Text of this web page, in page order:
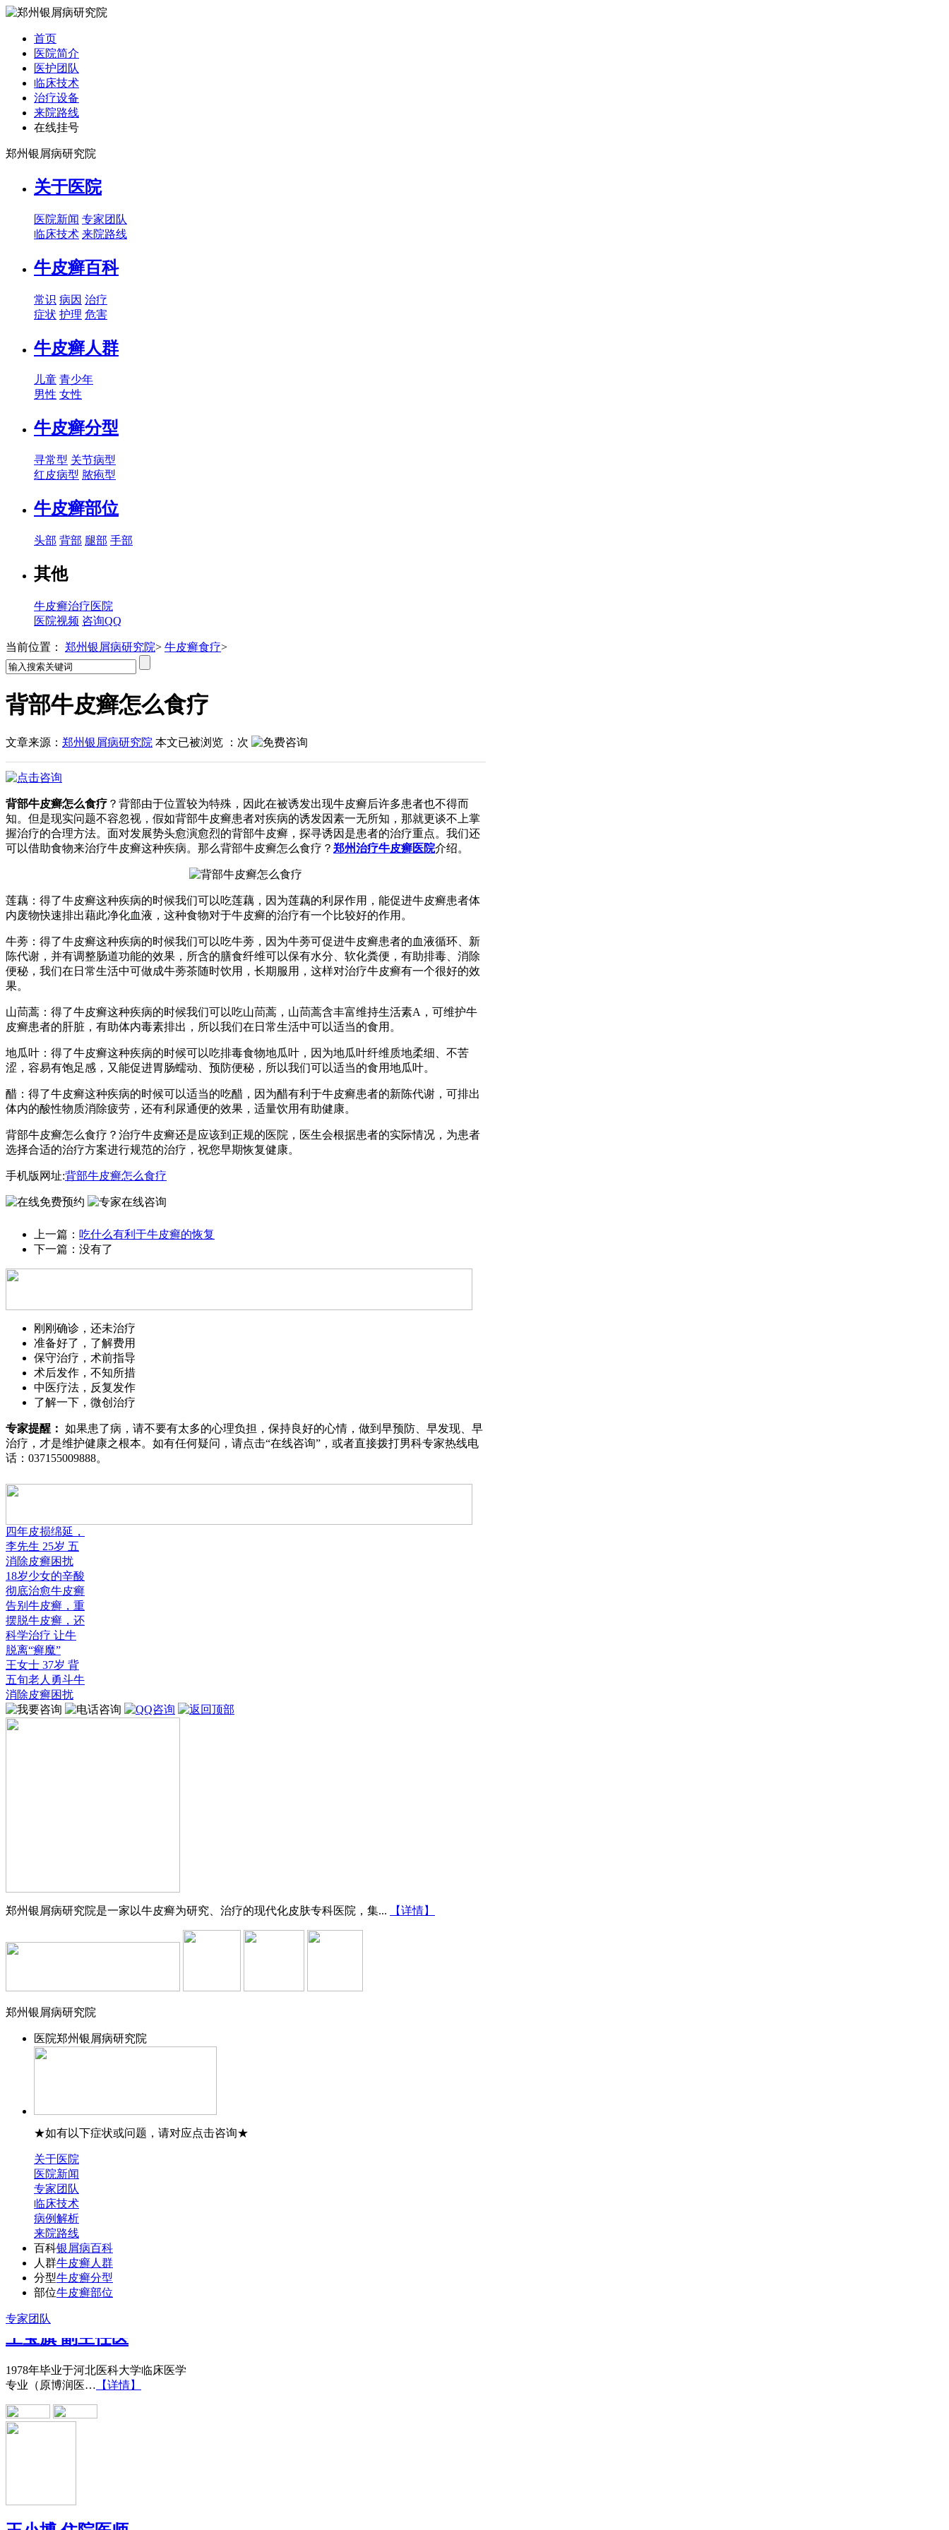
首页
医院简介
医护团队
临床技术
治疗设备
来院路线
在线挂号
郑州银屑病研究院
关于医院
医院新闻 专家团队
临床技术 来院路线
牛皮癣百科
常识 病因 治疗
症状 护理 危害
牛皮癣人群
儿童 青少年
男性 女性
牛皮癣分型
寻常型 关节病型
红皮病型 脓疱型
牛皮癣部位
头部 背部 腿部 手部
其他
牛皮癣治疗医院
医院视频 咨询QQ
当前位置： 郑州银屑病研究院> 牛皮癣食疗>
背部牛皮癣怎么食疗
文章来源： 郑州银屑病研究院 本文已被浏览 ： 次
背部牛皮癣怎么食疗 ？背部由于位置较为特殊，因此在被诱发出现牛皮癣后许多患者也不得而
知。但是现实问题不容忽视，假如背部牛皮癣患者对疾病的诱发因素一无所知，那就更谈不上掌
握治疗的合理方法。面对发展势头愈演愈烈的背部牛皮癣，探寻诱因是患者的治疗重点。我们还
可以借助食物来治疗牛皮癣这种疾病。那么背部牛皮癣怎么食疗？ 郑州治疗牛皮癣医院介绍。
莲藕：得了牛皮癣这种疾病的时候我们可以吃莲藕，因为莲藕的利尿作用，能促进牛皮癣患者体
内废物快速排出藉此净化血液，这种食物对于牛皮癣的治疗有一个比较好的作用。
牛蒡：得了牛皮癣这种疾病的时候我们可以吃牛蒡，因为牛蒡可促进牛皮癣患者的血液循环、新
陈代谢，并有调整肠道功能的效果，所含的膳食纤维可以保有水分、软化粪便，有助排毒、消除
便秘，我们在日常生活中可做成牛蒡茶随时饮用，长期服用，这样对治疗牛皮癣有一个很好的效
果。
山茼蒿：得了牛皮癣这种疾病的时候我们可以吃山茼蒿，山茼蒿含丰富维持生活素A，可维护牛
皮癣患者的肝脏，有助体内毒素排出，所以我们在日常生活中可以适当的食用。
地瓜叶：得了牛皮癣这种疾病的时候可以吃排毒食物地瓜叶，因为地瓜叶纤维质地柔细、不苦
涩，容易有饱足感，又能促进胃肠蠕动、预防便秘，所以我们可以适当的食用地瓜叶。
醋：得了牛皮癣这种疾病的时候可以适当的吃醋，因为醋有利于牛皮癣患者的新陈代谢，可排出
体内的酸性物质消除疲劳，还有利尿通便的效果，适量饮用有助健康。
背部牛皮癣怎么食疗？治疗牛皮癣还是应该到正规的医院，医生会根据患者的实际情况，为患者
选择合适的治疗方案进行规范的治疗，祝您早期恢复健康。
手机版网址:背部牛皮癣怎么食疗
上一篇： 吃什么有利于牛皮癣的恢复
下一篇：没有了
刚刚确诊，还未治疗
准备好了，了解费用
保守治疗，术前指导
术后发作，不知所措
中医疗法，反复发作
了解一下，微创治疗
专家提醒： 如果患了病，请不要有太多的心理负担，保持良好的心情，做到早预防、早发现、早
治疗，才是维护健康之根本。如有任何疑问，请点击“在线咨询”，或者直接拨打男科专家热线电
话： 037155009888。
四年皮损绵延，
李先生 25岁 五
消除皮癣困扰
18岁少女的辛酸
彻底治愈牛皮癣
告别牛皮癣，重
摆脱牛皮癣，还
科学治疗 让牛
脱离“癣魔”
王女士 37岁 背
五旬老人勇斗牛
消除皮癣困扰
郑州银屑病研究院是一家以牛皮癣为研究、治疗的现代化皮肤专科医院，集... 【详情】
郑州银屑病研究院
医院郑州银屑病研究院
★如有以下症状或问题，请对应点击咨询★
关于医院
医院新闻
专家团队
临床技术
病例解析
来院路线
百科银屑病百科
人群牛皮癣人群
分型牛皮癣分型
部位牛皮癣部位
专家团队
王宝旗 副主任医
1978年毕业于河北医科大学临床医学
专业（原博润医…【详情】
王小博 住院医师